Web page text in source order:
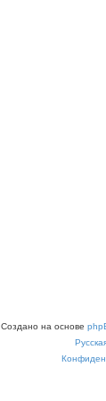
Создано на основе